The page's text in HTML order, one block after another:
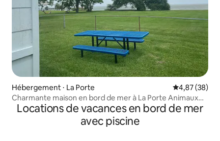
Hébergement ⋅ La Porte Évaluation
4,87 (38)
Charmante maison en bord de mer à La Porte Animaux
acceptés ! Pour 6 personnes
Locations de vacances en bord de mer
avec piscine